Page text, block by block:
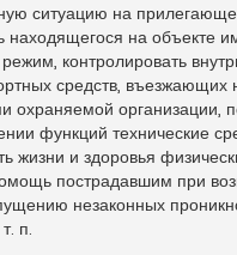
ситуацию на
находящегося на объекте
контролировать
средств,
охраняемой организации,
функций технические
жизни и здоровья
пострадавшим при
незаконных
п.